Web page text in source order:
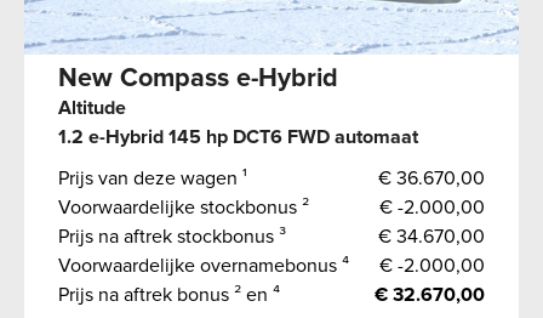
New Compass e-Hybrid
Altitude
1.2 e-Hybrid 145 hp DCT6 FWD automaat
Prijs van deze wagen ¹
€ 36.670,00
Voorwaardelijke stockbonus ²
€ -2.000,00
Prijs na aftrek stockbonus ³
€ 34.670,00
Voorwaardelijke overnamebonus ⁴
€ -2.000,00
Prijs na aftrek bonus ² en ⁴
€ 32.670,00